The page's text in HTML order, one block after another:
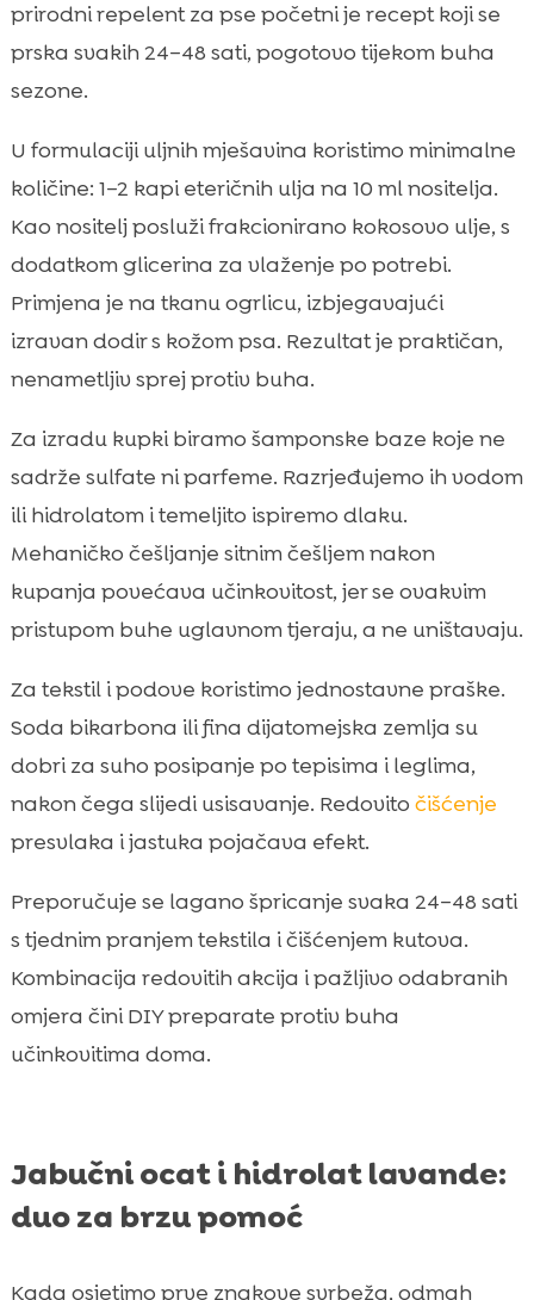
prirodni repelent za pse početni je recept koji se
prska svakih 24–48 sati, pogotovo tijekom buha
sezone.
U formulaciji uljnih mješavina koristimo minimalne
količine: 1–2 kapi eteričnih ulja na 10 ml nositelja.
Kao nositelj posluži frakcionirano kokosovo ulje, s
dodatkom glicerina za vlaženje po potrebi.
Primjena je na tkanu ogrlicu, izbjegavajući
izravan dodir s kožom psa. Rezultat je praktičan,
nenametljiv sprej protiv buha.
Za izradu kupki biramo šamponske baze koje ne
sadrže sulfate ni parfeme. Razrjeđujemo ih vodom
ili hidrolatom i temeljito ispiremo dlaku.
Mehaničko češljanje sitnim češljem nakon
kupanja povećava učinkovitost, jer se ovakvim
pristupom buhe uglavnom tjeraju, a ne uništavaju.
Za tekstil i podove koristimo jednostavne praške.
Soda bikarbona ili fina dijatomejska zemlja su
dobri za suho posipanje po tepisima i leglima,
nakon čega slijedi usisavanje. Redovito čišćenje
presvlaka i jastuka pojačava efekt.
Preporučuje se lagano špricanje svaka 24–48 sati
s tjednim pranjem tekstila i čišćenjem kutova.
Kombinacija redovitih akcija i pažljivo odabranih
omjera čini DIY preparate protiv buha
učinkovitima doma.
Jabučni ocat i hidrolat lavande:
duo za brzu pomoć
Kada osjetimo prve znakove svrbeža, odmah